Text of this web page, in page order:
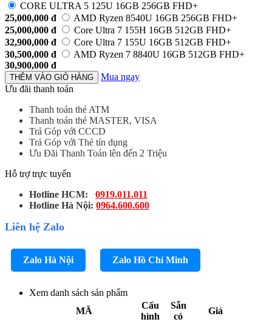
CORE ULTRA 5 125U 16GB 256GB FHD+
25,000,000 đ
AMD Ryzen 8540U 16GB 256GB FHD+
25,000,000 đ
Core Ultra 7 155H 16GB 512GB FHD+
32,900,000 đ
Core Ultra 7 155U 16GB 512GB FHD+
30,500,000 đ
AMD Ryzen 7 8840U 16GB 512GB FHD+
30,900,000 đ
THÊM VÀO GIỎ HÀNG
Mua ngay
Ưu đãi thanh toán
Thanh toán thẻ ATM
Thanh toán thẻ MASTER, VISA
Trả Góp với CCCD
Trả Góp với Thẻ tín dụng
Ưu Đãi Thanh Toán lên đến 2 Triệu
Hỗ trợ trực tuyến
Hotline HCM: 0919.011.011
Hotline Hà Nội: 0964.600.600
Liên hệ Zalo
Zalo Hà Nội Zalo Hồ Chí Minh
Xem danh sách sản phẩm
MÃ
Cấu
hình
Sẵn
có
Giá